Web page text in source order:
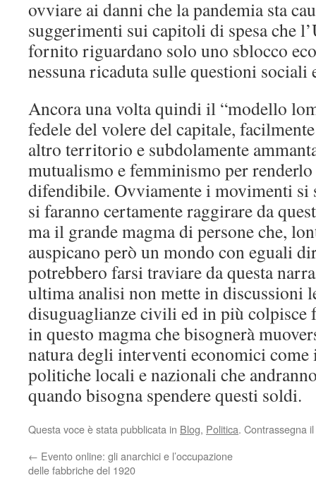
ovviare ai danni che la pandemia sta
suggerimenti sui capitoli di spesa che
fornito riguardano solo uno sblocco
nessuna ricaduta sulle questioni sociali
Ancora una volta quindi il “modello
fedele del volere del capitale,
altro territorio e subdolamente
mutualismo e femminismo per
difendibile. Ovviamente i movimenti si
si faranno certamente raggirare da
ma il grande magma di persone che,
auspicano però un mondo con eguali
potrebbero farsi traviare da questa
ultima analisi non mette in discussioni
disuguaglianze civili ed in più
in questo magma che bisognerà
natura degli interventi economici
politiche locali e nazionali che
quando bisogna spendere questi soldi.
Questa voce è stata pubblicata in Blog, Politica. Contrassegna il
← Evento online: gli anarchici e l’occupazione
delle fabbriche del 1920